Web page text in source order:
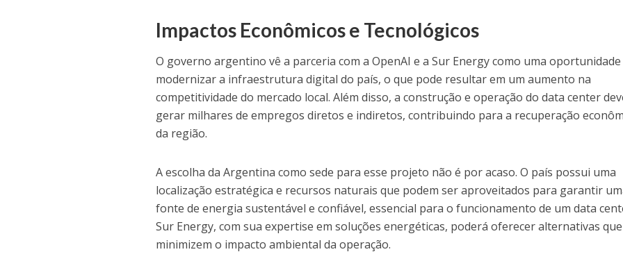
Impactos Econômicos e Tecnológicos
O governo argentino vê a parceria com a OpenAI e a Sur Energy como uma oportunidade
modernizar a infraestrutura digital do país, o que pode resultar em um aumento na
competitividade do mercado local. Além disso, a construção e operação do data center
gerar milhares de empregos diretos e indiretos, contribuindo para a recuperação
da região.
A escolha da Argentina como sede para esse projeto não é por acaso. O país possui uma
localização estratégica e recursos naturais que podem ser aproveitados para garantir
fonte de energia sustentável e confiável, essencial para o funcionamento de um data
Sur Energy, com sua expertise em soluções energéticas, poderá oferecer alternativas que
minimizem o impacto ambiental da operação.